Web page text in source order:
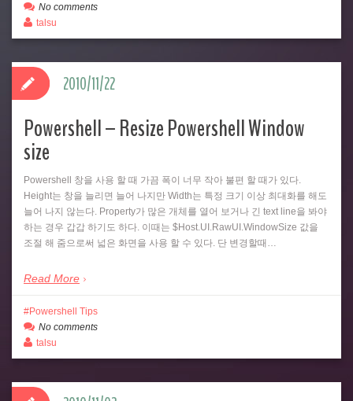
No comments
talsu
Powershell – Resize Powershell Window
size
Powershell 창을 사용 할 때 가끔 폭이 너무 작아 불편 할 때가 있다.
Height는 창을 늘리면 늘어 나지만 Width는 특정 크기 이상 최대화를 해도
늘어 나지 않는다. Property가 많은 개체를 열어 보거나 긴 text line을 봐야
하는 경우 갑갑 하기도 하다. 이때는 $Host.UI.RawUI.WindowSize 값을
조절 해 줌으로써 넓은 화면을 사용 할 수 있다. 단 변경할때…
Read More
2010/11/22
Powershell Tips
No comments
talsu